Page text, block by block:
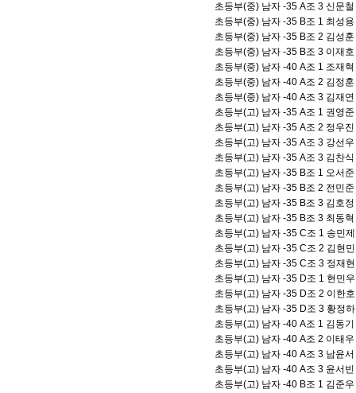
초등부(중) 남자 -35 A조 3 신문
초등부(중) 남자 -35 B조 1 최성
초등부(중) 남자 -35 B조 2 김성
초등부(중) 남자 -35 B조 3 이재
초등부(중) 남자 -40 A조 1 조재
초등부(중) 남자 -40 A조 2 김정
초등부(중) 남자 -40 A조 3 김재
초등부(고) 남자 -35 A조 1 권영
초등부(고) 남자 -35 A조 2 정우
초등부(고) 남자 -35 A조 3 강선
초등부(고) 남자 -35 A조 3 김찬
초등부(고) 남자 -35 B조 1 오서
초등부(고) 남자 -35 B조 2 전민
초등부(고) 남자 -35 B조 3 김호
초등부(고) 남자 -35 B조 3 최동
초등부(고) 남자 -35 C조 1 송민
초등부(고) 남자 -35 C조 2 김현
초등부(고) 남자 -35 C조 3 정재
초등부(고) 남자 -35 D조 1 현민
초등부(고) 남자 -35 D조 2 이한
초등부(고) 남자 -35 D조 3 황정
초등부(고) 남자 -40 A조 1 김동
초등부(고) 남자 -40 A조 2 이태
초등부(고) 남자 -40 A조 3 남윤
초등부(고) 남자 -40 A조 3 윤서
초등부(고) 남자 -40 B조 1 김준